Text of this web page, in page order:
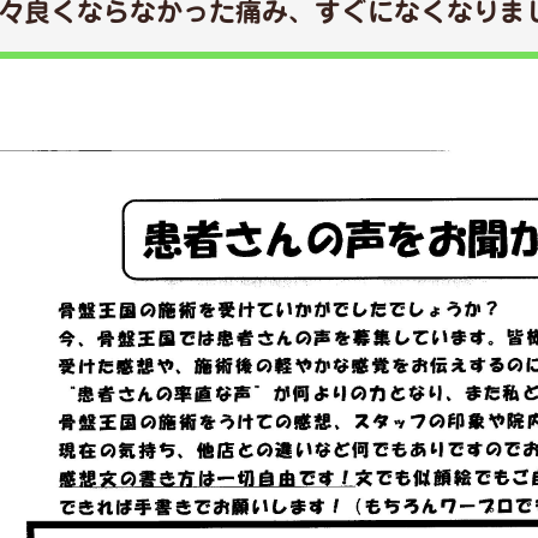
良くならなかった痛み、すぐになくなりま